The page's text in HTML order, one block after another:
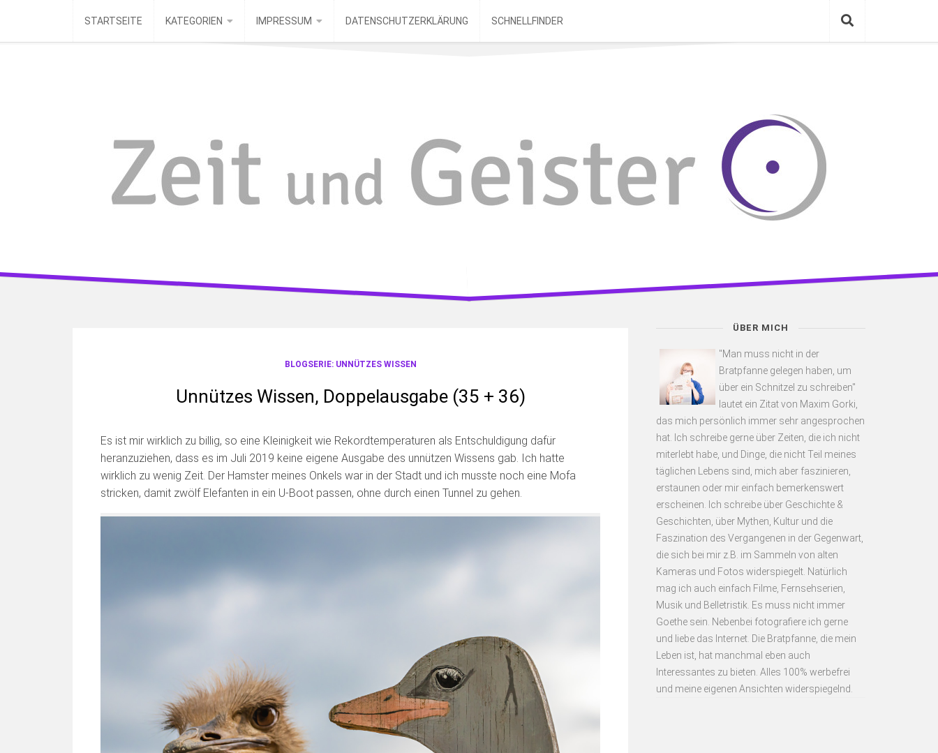
content
STARTSEITE KATEGORIEN IMPRESSUM DATENSCHUTZERKLÄRUNG SCHNELLFINDER
BLOGSERIE: UNNÜTZES WISSEN
Unnützes Wissen, Doppelausgabe (35 + 36)
Es ist mir wirklich zu billig, so eine Kleinigkeit wie Rekordtemperaturen als Entschuldigung dafür
heranzuziehen, dass es im Juli 2019 keine eigene Ausgabe des unnützen Wissens gab. Ich hatte
wirklich zu wenig Zeit. Der Hamster meines Onkels war in der Stadt und ich musste noch eine Mofa
stricken, damit zwölf Elefanten in ein U-Boot passen, ohne durch einen Tunnel zu gehen.
ÜBER MICH
"Man muss nicht in der
Bratpfanne gelegen haben, um
über ein Schnitzel zu schreiben"
lautet ein Zitat von Maxim Gorki,
das mich persönlich immer sehr angesprochen
hat. Ich schreibe gerne über Zeiten, die ich nicht
miterlebt habe, und Dinge, die nicht Teil meines
täglichen Lebens sind, mich aber faszinieren,
erstaunen oder mir einfach bemerkenswert
erscheinen. Ich schreibe über Geschichte &
Geschichten, über Mythen, Kultur und die
Faszination des Vergangenen in der Gegenwart,
die sich bei mir z.B. im Sammeln von alten
Kameras und Fotos widerspiegelt. Natürlich
mag ich auch einfach Filme, Fernsehserien,
Musik und Belletristik. Es muss nicht immer
Goethe sein. Nebenbei fotografiere ich gerne
und liebe das Internet. Die Bratpfanne, die mein
Leben ist, hat manchmal eben auch
Interessantes zu bieten. Alles 100% werbefrei
und meine eigenen Ansichten widerspiegelnd.